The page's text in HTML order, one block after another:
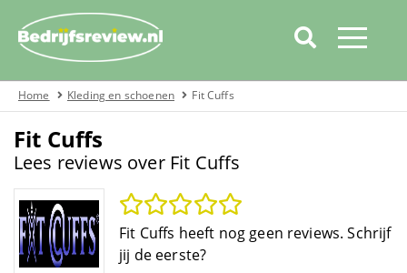
Home
Categorieën
Automotive
Boeken
Over bedrijfsreview
Home Kleding en schoenen Fit Cuffs
Fit Cuffs
Lees reviews over Fit Cuffs
Fit Cuffs heeft nog geen reviews. Schrijf
jij de eerste?